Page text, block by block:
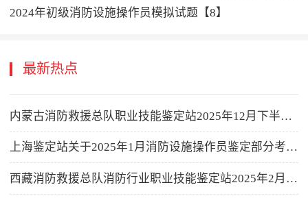
2024年初级消防设施操作员模拟试题【8】
最新热点
内蒙古消防救援总队职业技能鉴定站2025年12月下半月消防设施操作员职业技能鉴定考试公告
上海鉴定站关于2025年1月消防设施操作员鉴定部分考生进行调整时间登记的公告
西藏消防救援总队消防行业职业技能鉴定站2025年2月消防设施操作员职业技能鉴定公告